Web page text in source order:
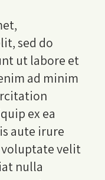
sed do
ut labore et
ad minim
ex ea
aute irure
velit
nulla